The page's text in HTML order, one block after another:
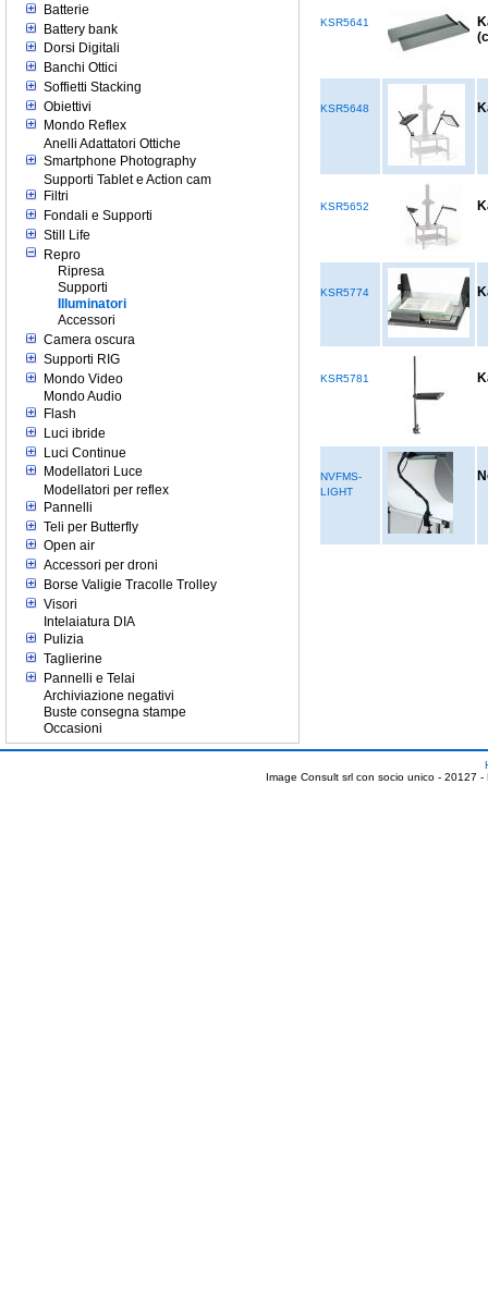
Batterie
Battery bank
Dorsi Digitali
Banchi Ottici
Soffietti Stacking
Obiettivi
Mondo Reflex
Anelli Adattatori Ottiche
Smartphone Photography
Supporti Tablet e Action cam
Filtri
Fondali e Supporti
Still Life
Repro
Ripresa
Supporti
Illuminatori
Accessori
Camera oscura
Supporti RIG
Mondo Video
Mondo Audio
Flash
Luci ibride
Luci Continue
Modellatori Luce
Modellatori per reflex
Pannelli
Teli per Butterfly
Open air
Accessori per droni
Borse Valigie Tracolle Trolley
Visori
Intelaiatura DIA
Pulizia
Taglierine
Pannelli e Telai
Archiviazione negativi
Buste consegna stampe
Occasioni
KSR5641
KSR5648
KSR5652
KSR5774
KSR5781
NVFMS-
LIGHT
Image Consult srl con socio unico - 20127